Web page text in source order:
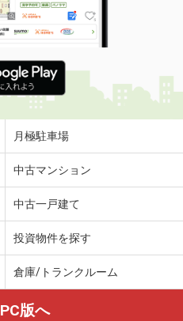
月極駐車場
中古マンション
中古一戸建て
投資物件を探す
倉庫/トランクルーム
PC版へ